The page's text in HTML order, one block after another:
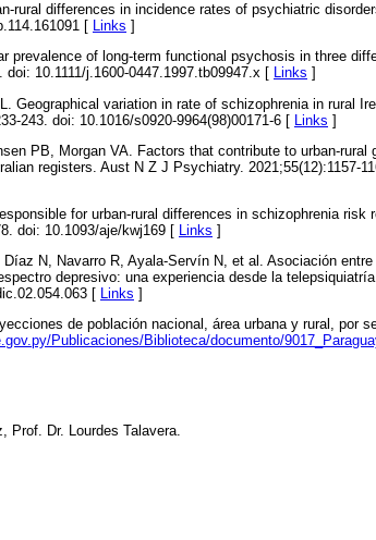
rural differences in incidence rates of psychiatric
[ Links ]
prevalence of long-term functional psychosis in three
10.1111/j.1600-0447.1997.tb09947.x [ Links ]
Geographical variation in rate of schizophrenia in rural
243. doi: 10.1016/s0920-9964(98)00171-6 [ Links ]
PB, Morgan VA. Factors that contribute to urban-rural
registers. Aust N Z J Psychiatry. 2021;55(12):1157-
for urban-rural differences in schizophrenia risk
doi: 10.1093/aje/kwj169 [
Links ]
N, Navarro R, Ayala-Servín N, et al. Asociación entre
depresivo: una experiencia desde la
[ Links ]
de población nacional, área urbana y rural, por
Publicaciones/Biblioteca/documento/
Prof. Dr. Lourdes Talavera.